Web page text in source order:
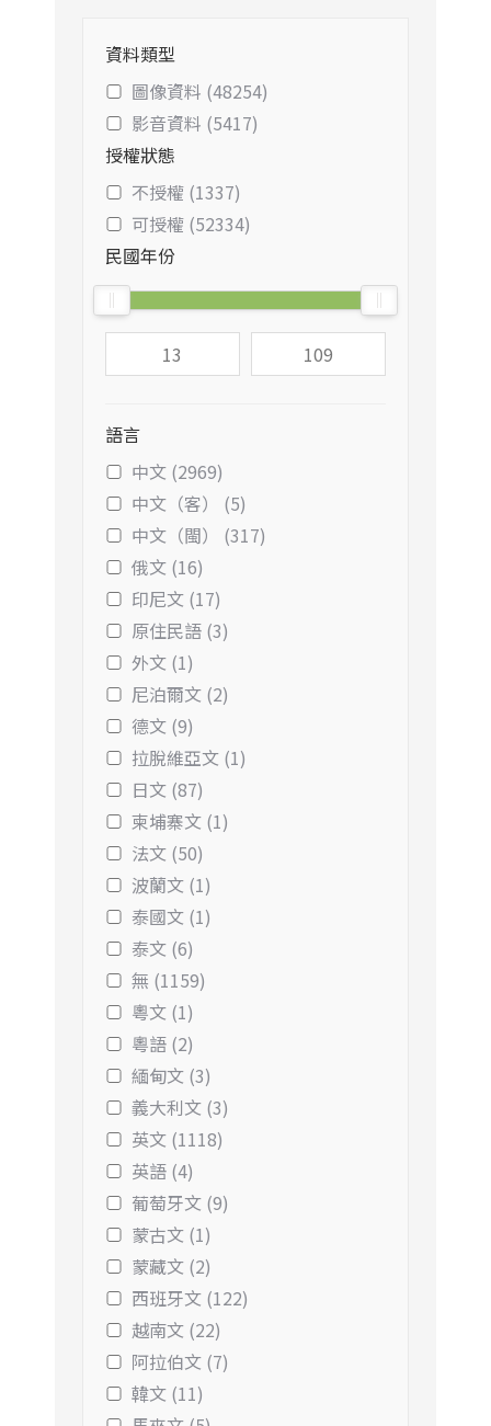
資料類型
圖像資料 (48254)
影音資料 (5417)
授權狀態
不授權 (1337)
可授權 (52334)
民國年份
語言
中文 (2969)
中文（客） (5)
中文（閩） (317)
俄文 (16)
印尼文 (17)
原住民語 (3)
外文 (1)
尼泊爾文 (2)
德文 (9)
拉脫維亞文 (1)
日文 (87)
柬埔寨文 (1)
法文 (50)
波蘭文 (1)
泰國文 (1)
泰文 (6)
無 (1159)
粵文 (1)
粵語 (2)
緬甸文 (3)
義大利文 (3)
英文 (1118)
英語 (4)
葡萄牙文 (9)
蒙古文 (1)
蒙藏文 (2)
西班牙文 (122)
越南文 (22)
阿拉伯文 (7)
韓文 (11)